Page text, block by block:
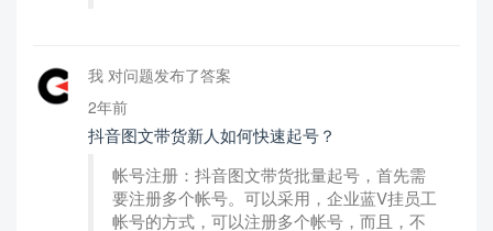
我 对问题发布了答案
2年前
抖音图文带货新人如何快速起号？
帐号注册：抖音图文带货批量起号，首先需
要注册多个帐号。可以采用，企业蓝V挂员工
帐号的方式，可以注册多个帐号，而且，不